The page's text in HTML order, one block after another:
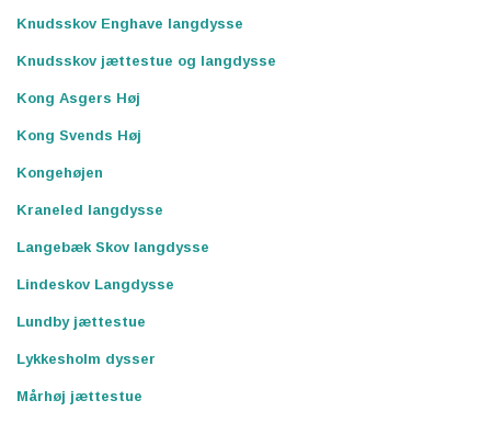
Knudsskov Enghave langdysse
Knudsskov jættestue og langdysse
Kong Asgers Høj
Kong Svends Høj
Kongehøjen
Kraneled langdysse
Langebæk Skov langdysse
Lindeskov Langdysse
Lundby jættestue
Lykkesholm dysser
Mårhøj jættestue